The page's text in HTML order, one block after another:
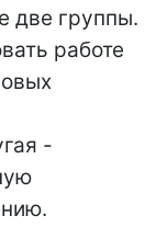
две группы.
работе
-